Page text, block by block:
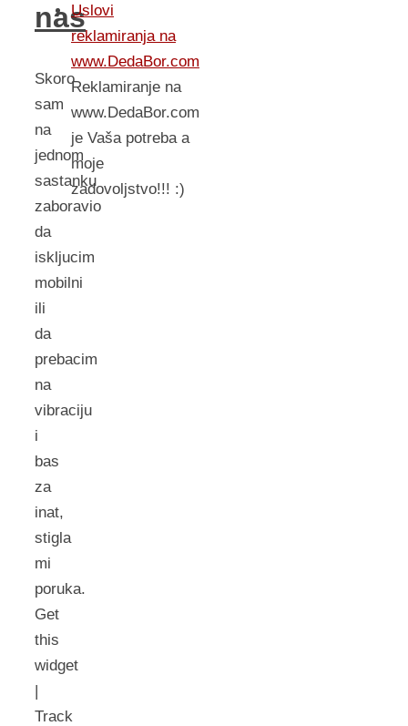
nas
Skoro
sam
na
jednom
sastanku
zaboravio
da
iskljucim
mobilni
ili
da
prebacim
na
vibraciju
i
bas
za
inat,
stigla
mi
poruka.
Get
this
widget
|
Track
Uslovi
reklamiranja na
www.DedaBor.com
Reklamiranje na
www.DedaBor.com
je Vaša potreba a
moje
zadovoljstvo!!! :)